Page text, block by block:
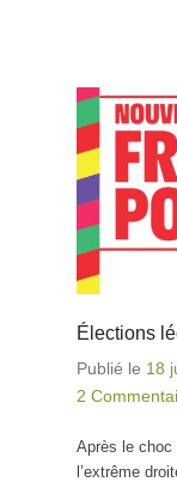
Élections
Publié le 18
2
Après le choc
l’extrême